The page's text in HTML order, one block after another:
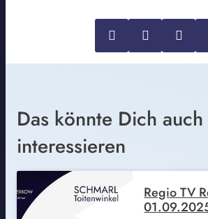
Das könnte Dich auch
interessieren
Regio TV